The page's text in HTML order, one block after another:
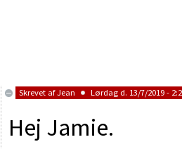
Skrevet afJean Lørdag d. 13/7/2019 -
Hej Jamie.